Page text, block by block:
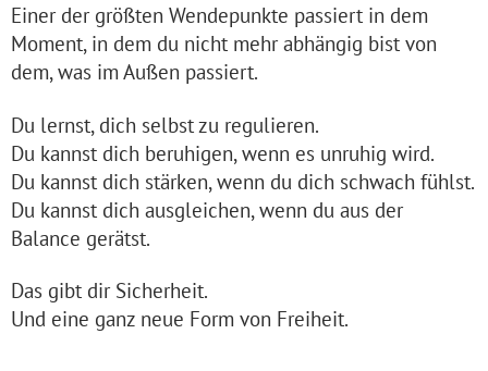
Einer der größten Wendepunkte passiert in dem
Moment, in dem du nicht mehr abhängig bist von
dem, was im Außen passiert.
Du lernst, dich selbst zu regulieren.
Du kannst dich beruhigen, wenn es unruhig wird.
Du kannst dich stärken, wenn du dich schwach fühlst.
Du kannst dich ausgleichen, wenn du aus der
Balance gerätst.
Das gibt dir Sicherheit.
Und eine ganz neue Form von Freiheit.